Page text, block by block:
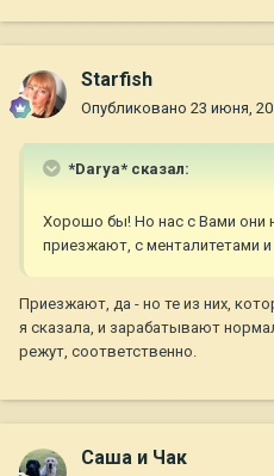
Starfish
Опубликовано 23 июня,
*Darya* сказал:
Хорошо бы! Но нас с Вами они
приезжают, с менталитетами и
Приезжают, да - но те из них,
я сказала, и зарабатывают
режут, соответственно.
Саша и Чак